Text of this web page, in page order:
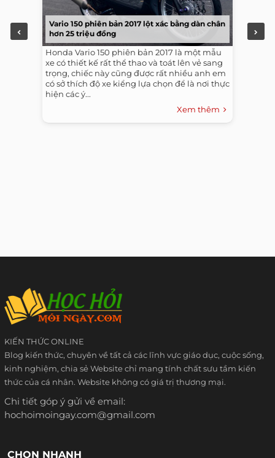
Vario 150 phiên bản 2017 lột xác bằng dàn chân
hơn 25 triệu đồng
Honda Vario 150 phiên bản 2017 là một mẫu
xe có thiết kế rất thể thao và toát lên vẻ sang
trọng, chiếc này cũng được rất nhiều anh em
có sở thích độ xe kiểng lựa chọn để là nơi thực
hiện các ý...
Xem thêm
KIẾN THỨC ONLINE
Blog kiến thức, chuyên về tất cả các lĩnh vực giáo dục, cuộc sống,
kinh nghiệm, chia sẻ Website chỉ mang tính chất sưu tầm kiến
thức của cá nhân. Website không có giá trị thương mại.
Chi tiết góp ý gửi về email:
hochoimoingay.com@gmail.com
CHỌN NHANH